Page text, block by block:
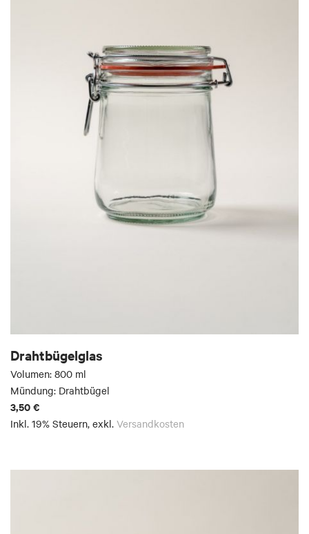
Drahtbügelglas
Volumen: 800 ml
Mündung: Drahtbügel
3,50 €
Inkl. 19% Steuern, exkl. Versandkosten